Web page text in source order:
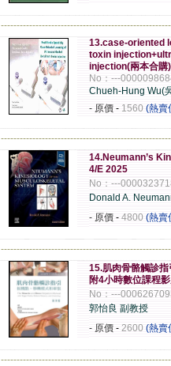
13.case-oriented
toxin
injection(兩本合購)
No：---
Chueh-Hung Wu(
- 原價 - 1560 (熱賣
14.Neumann’s
4/E 2025
No：---
Donald A.
- 原價 - 4800 (熱賣
15.肌肉骨骼觸診
附4小時數位課程
No：---
郭怡良 副教授
- 原價 - 2600 (熱賣